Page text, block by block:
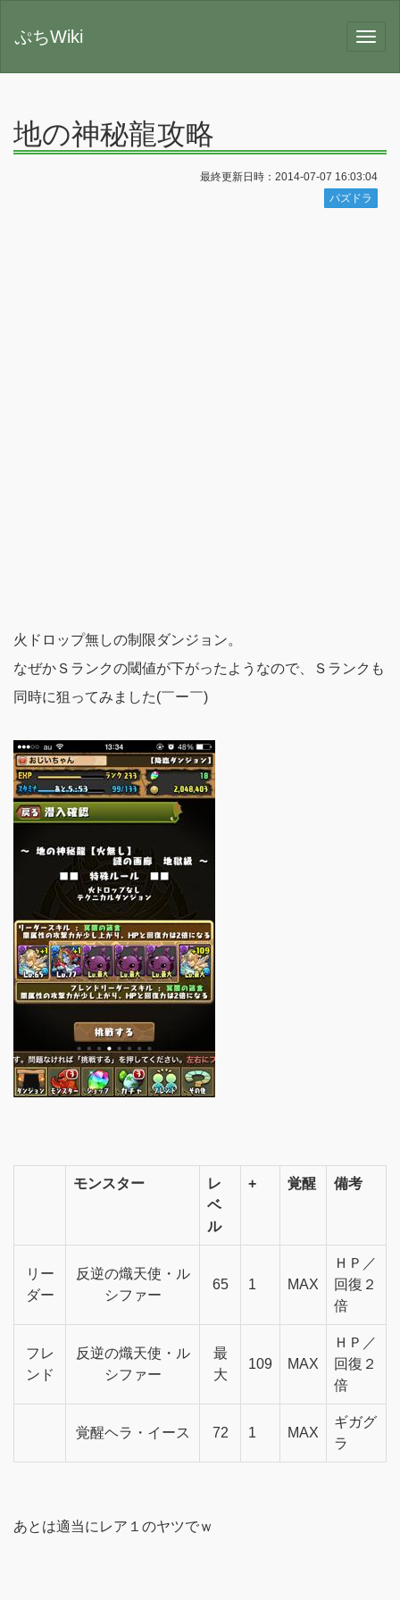
ぷちWiki
地の神秘龍攻略
最終更新日時：2014-07-07 16:03:04
パズドラ
火ドロップ無しの制限ダンジョン。
なぜかＳランクの閾値が下がったようなので、Ｓランクも
同時に狙ってみました(￣ー￣)
モンスター
レ
ベ
ル
+ 覚醒 備考
リー
ダー
反逆の熾天使・ル
シファー
65 1 MAX
ＨＰ／
回復２
倍
フレ
ンド
反逆の熾天使・ル
シファー
最
大
109 MAX
ＨＰ／
回復２
倍
覚醒ヘラ・イース 72 1 MAX
ギガグ
ラ
あとは適当にレア１のヤツでｗ